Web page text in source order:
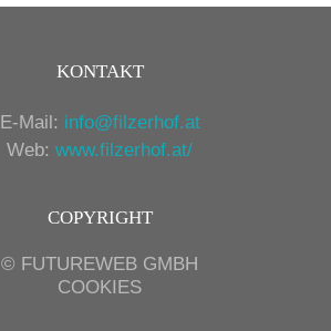
KONTAKT
E-Mail: info@filzerhof.at
Web: www.filzerhof.at/
COPYRIGHT
© FUTUREWEB GMBH
COOKIES